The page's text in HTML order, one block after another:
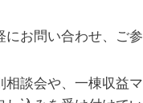
にお問い合わせ、ご参
相談会や、一棟収益